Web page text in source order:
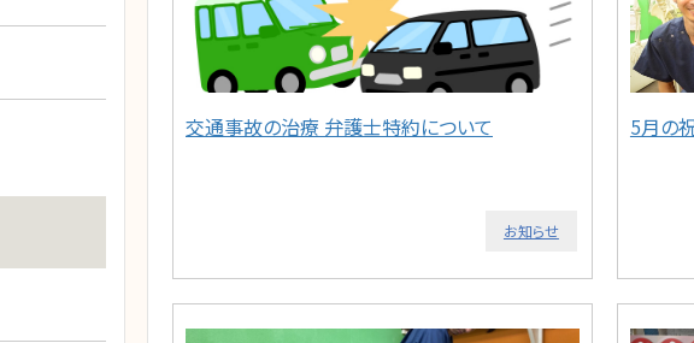
交通事故の治療 弁護士特約について
お知らせ
5月の